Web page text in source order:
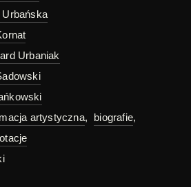
Urbańska
Urbaniak
artystyczna, biografie,